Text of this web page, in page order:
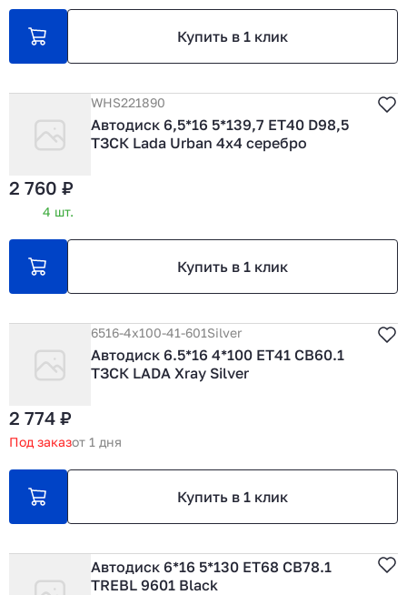
Купить в 1 клик
WHS221890
Автодиск 6,5*16 5*139,7 ET40 D98,5
ТЗСК Lada Urban 4x4 серебро
2 760 ₽
4 шт.
Купить в 1 клик
6516-4х100-41-601Silver
Автодиск 6.5*16 4*100 ET41 CB60.1
ТЗСК LADA Xray Silver
2 774 ₽
Под заказот 1 дня
Купить в 1 клик
Автодиск 6*16 5*130 ЕТ68 СВ78.1
TREBL 9601 Black